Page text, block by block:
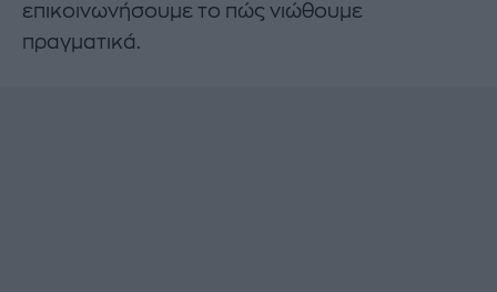
επικοινωνήσουμε το πώς νιώθουμε
πραγματικά.